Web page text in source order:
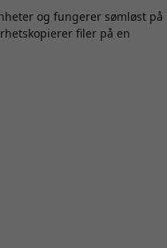
og fungerer sømløst på
filer på en